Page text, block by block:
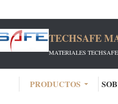
TECHSAFE
MATERIALES
PRODUCTOS